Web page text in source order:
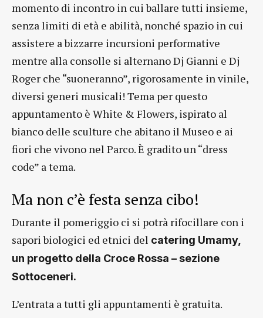
momento di incontro in cui ballare tutti insieme,
senza limiti di età e abilità, nonché spazio in cui
assistere a bizzarre incursioni performative
mentre alla consolle si alternano Dj Gianni e Dj
Roger che “suoneranno”, rigorosamente in vinile,
diversi generi musicali! Tema per questo
appuntamento è White & Flowers, ispirato al
bianco delle sculture che abitano il Museo e ai
fiori che vivono nel Parco. È gradito un “dress
code” a tema.
Ma non c’è festa senza cibo!
Durante il pomeriggio ci si potrà rifocillare con i
sapori biologici ed etnici del catering Umamy,
un progetto della Croce Rossa – sezione
Sottoceneri.
L’entrata a tutti gli appuntamenti è gratuita.